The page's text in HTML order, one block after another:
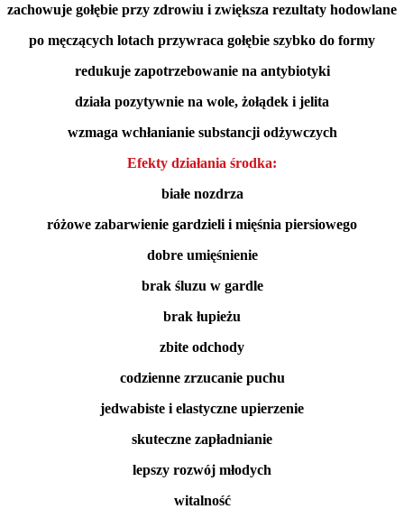
zachowuje gołębie przy zdrowiu i zwiększa rezultaty hodowlane
po męczących lotach przywraca gołębie szybko do formy
redukuje zapotrzebowanie na antybiotyki
działa pozytywnie na wole, żołądek i jelita
wzmaga wchłanianie substancji odżywczych
Efekty działania środka:
białe nozdrza
różowe zabarwienie gardzieli i mięśnia piersiowego
dobre umięśnienie
brak śluzu w gardle
brak łupieżu
zbite odchody
codzienne zrzucanie puchu
jedwabiste i elastyczne upierzenie
skuteczne zapładnianie
lepszy rozwój młodych
witalność